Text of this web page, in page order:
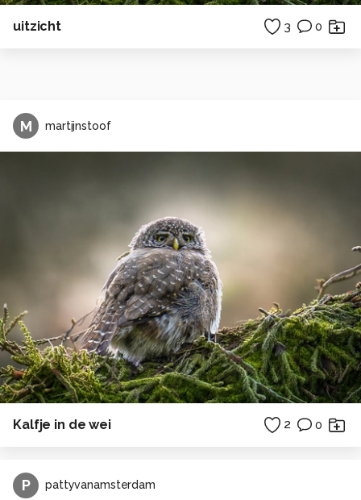
uitzicht 3 0
M martijnstoof
Kalfje in de wei 2 0
P pattyvanamsterdam